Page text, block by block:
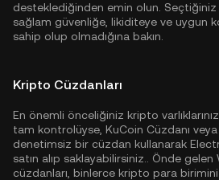
desteklediğinden emin olun. Seçtiğiniz
sağlam güvenliğe, likiditeye ve uygun
sahip olup olmadığına bakın.
Kripto Cüzdanları
En önemli önceliğiniz kripto
tam kontrolüyse, KuCoin Cüzdanı
denetimsiz bir cüzdan kullanarak
satın alıp saklayabilirsiniz.. Önde
cüzdanları, binlerce kripto para birimini